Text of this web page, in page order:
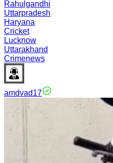
Rahulgandhi
Uttarpradesh
Haryana
Cricket
Lucknow
Uttarakhand
Crimenews
amdvad17